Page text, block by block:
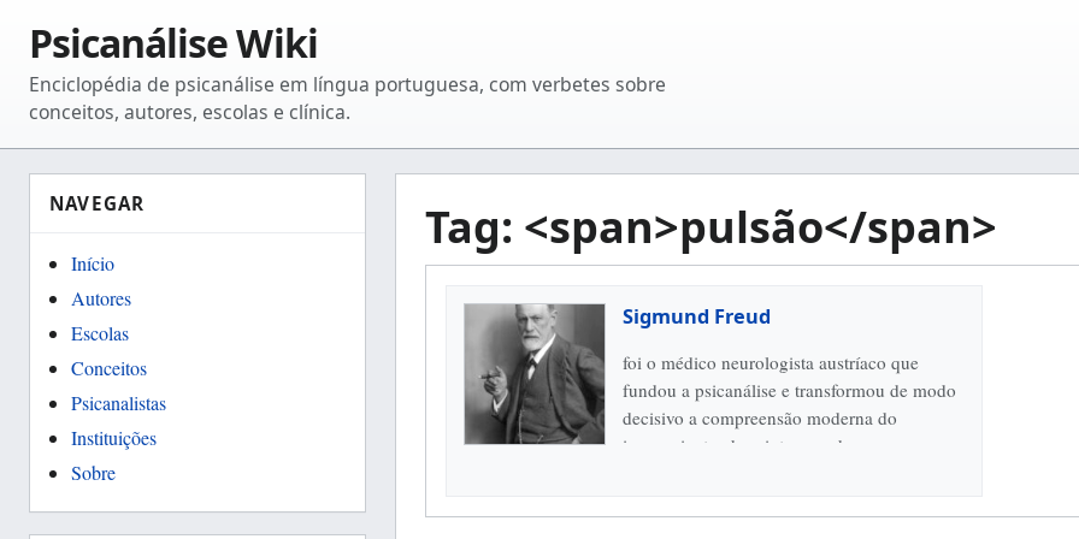
Psicanálise Wiki
Enciclopédia de psicanálise em língua portuguesa, com verbetes sobre
conceitos, autores, escolas e clínica.
NAVEGAR
Início
Autores
Escolas
Conceitos
Psicanalistas
Instituições
Sobre
Tag: <span>pulsão</span>
Sigmund Freud
foi o médico neurologista austríaco que
fundou a psicanálise e transformou de modo
decisivo a compreensão moderna do
inconsciente, dos sintomas, dos...